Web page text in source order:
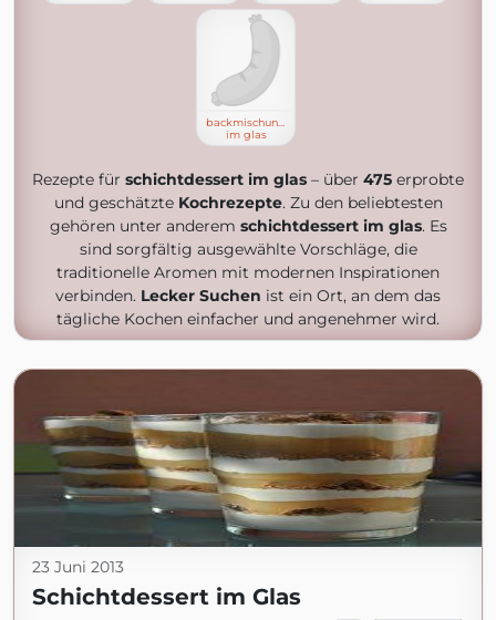
backmischungen
im glas
Rezepte für schichtdessert im glas – über 475 erprobte
und geschätzte Kochrezepte. Zu den beliebtesten
gehören unter anderem schichtdessert im glas. Es
sind sorgfältig ausgewählte Vorschläge, die
traditionelle Aromen mit modernen Inspirationen
verbinden. Lecker Suchen ist ein Ort, an dem das
tägliche Kochen einfacher und angenehmer wird.
23 Juni 2013
Schichtdessert im Glas